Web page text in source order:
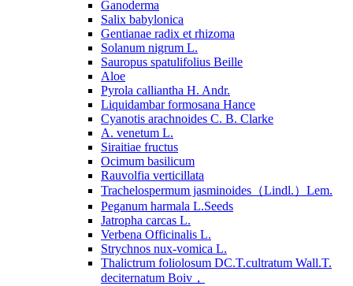
Ganoderma
Salix babylonica
Gentianae radix et rhizoma
Solanum nigrum L.
Sauropus spatulifolius Beille
Aloe
Pyrola calliantha H. Andr.
Liquidambar formosana Hance
Cyanotis arachnoides C. B. Clarke
A. venetum L.
Siraitiae fructus
Ocimum basilicum
Rauvolfia verticillata
Trachelospermum jasminoides（Lindl.）Lem.
Peganum harmala L.Seeds
Jatropha carcas L.
Verbena Officinalis L.
Strychnos nux-vomica L.
Thalictrum foliolosum DC.T.cultratum Wall.T.
deciternatum Boiv，